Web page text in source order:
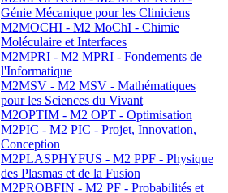
Génie Mécanique pour les Cliniciens
M2MOCHI - M2 MoChI - Chimie
Moléculaire et Interfaces
M2MPRI - M2 MPRI - Fondements de
l'Informatique
M2MSV - M2 MSV - Mathématiques
pour les Sciences du Vivant
M2OPTIM - M2 OPT - Optimisation
M2PIC - M2 PIC - Projet, Innovation,
Conception
M2PLASPHYFUS - M2 PPF - Physique
des Plasmas et de la Fusion
M2PROBFIN - M2 PF - Probabilités et